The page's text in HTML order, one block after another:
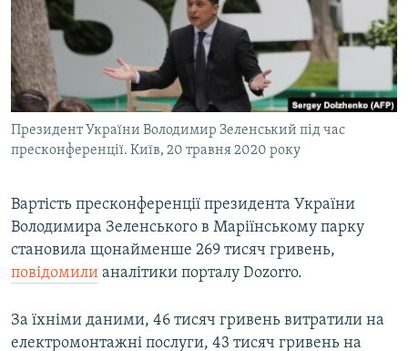
ФОТО
СПЕЦПРОЄКТИ
ПОДКАСТИ
КРИМ РЕАЛІЇ
РУС
КТАТ
Президент України Володимир Зеленський під час
пресконференції. Київ, 20 травня 2020 року
Вартість пресконференції президента України
Володимира Зеленського в Маріїнському парку
становила щонайменше 269 тисяч гривень,
повідомили аналітики порталу Dozorro.
За їхніми даними, 46 тисяч гривень витратили на
електромонтажні послуги, 43 тисяч гривень на